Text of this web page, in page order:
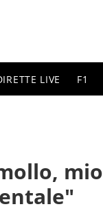
LIVE F1
mio